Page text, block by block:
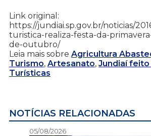
Link original:
https://jundiai.sp.gov.br/noticias/
turistica-realiza-festa-da-
de-outubro/
Leia mais sobre Agricultura
Turismo, Artesanato, Jundiaí feito
Turísticas
NOTÍCIAS RELACIONADAS
05/08/2026